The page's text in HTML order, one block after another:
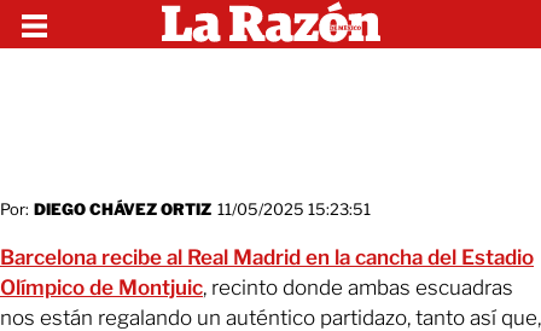
Por: DIEGO CHÁVEZ ORTIZ 11/05/2025 15:23:51
Barcelona recibe al Real Madrid en la cancha del Estadio
Olímpico de Montjuic, recinto donde ambas escuadras
nos están regalando un auténtico partidazo, tanto así que,